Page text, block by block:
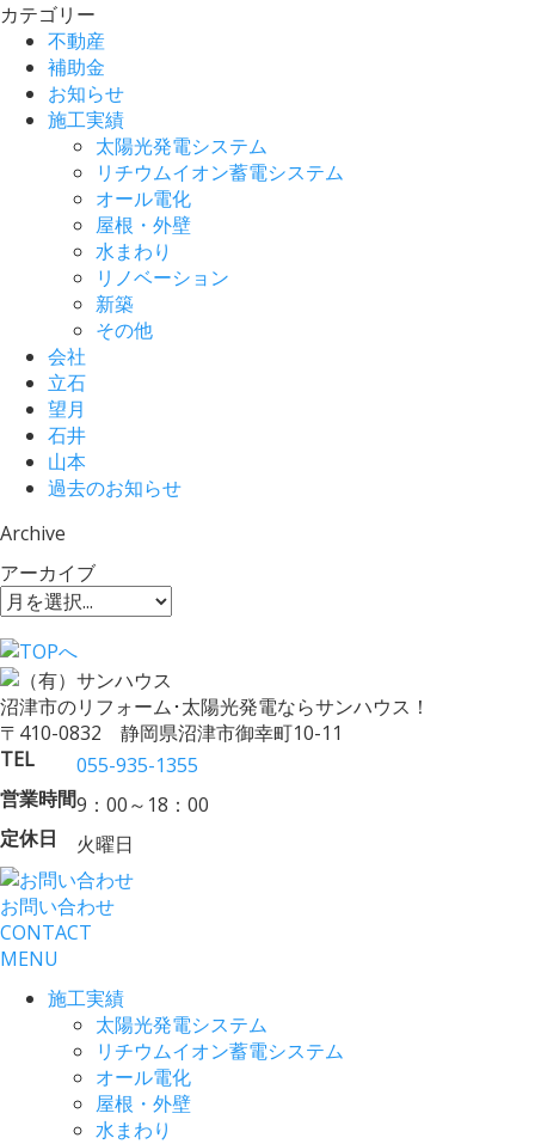
カテゴリー
不動産
補助金
お知らせ
施工実績
太陽光発電システム
リチウムイオン蓄電システム
オール電化
屋根・外壁
水まわり
リノベーション
新築
その他
会社
立石
望月
石井
山本
過去のお知らせ
Archive
アーカイブ
沼津市のリフォーム･太陽光発電ならサンハウス！
〒410-0832 静岡県沼津市御幸町10-11
TEL
055-935-1355
営業時間9：00～18：00
定休日
火曜日
お問い合わせ
CONTACT
MENU
施工実績
太陽光発電システム
リチウムイオン蓄電システム
オール電化
屋根・外壁
水まわり